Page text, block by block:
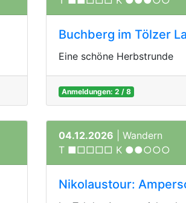
Buchberg im Tölzer
Eine schöne Herbstrunde
Anmeldungen: 2 / 8
04.12.2026 | Wandern
T ■□□□□ K ●●○○○
Nikolaustour: